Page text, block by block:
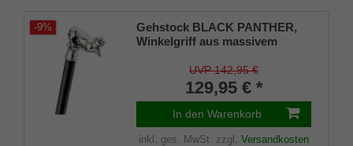
-9%
Gehstock BLACK PANTHER,
Winkelgriff aus massivem
Jaguars, Stock aus schwarz
lackiertem Hartholz, inklusiv
Gummipuffer, 98 cm.
UVP 142,95 €
129,95 € *
In den Warenkorb
inkl. ges. MwSt. zzgl. Versandkosten